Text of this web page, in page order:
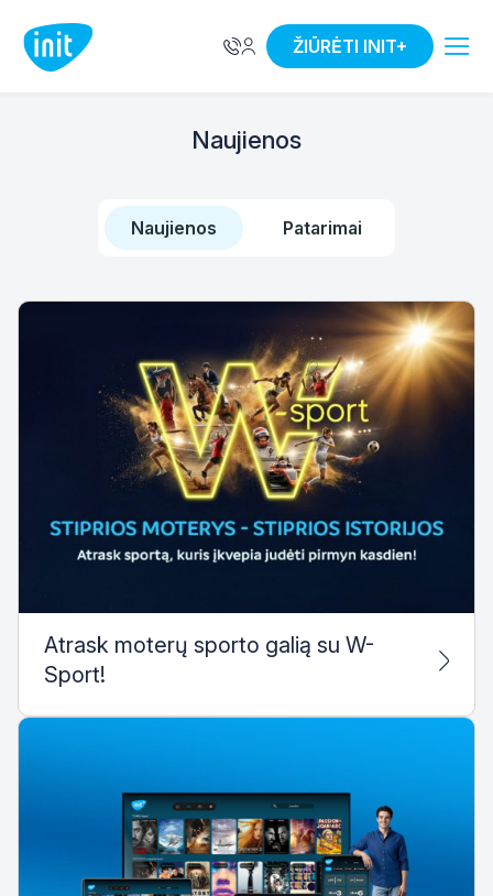
ŽIŪRĖTI INIT+
Naujienos
Naujienos Patarimai
Atrask moterų sporto galią su W-
Sport!